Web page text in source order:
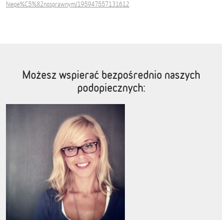
Niepe%C5%82nosprawnym/195947557131612
Możesz wspierać bezpośrednio naszych
podopiecznych: